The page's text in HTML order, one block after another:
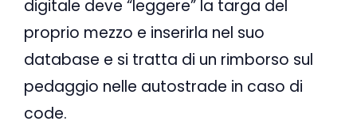
digitale deve “leggere” la targa del
proprio mezzo e inserirla nel suo
database e si tratta di un rimborso sul
pedaggio nelle autostrade in caso di
code.